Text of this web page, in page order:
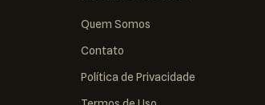
Quem Somos
Contato
Política de Privacidade